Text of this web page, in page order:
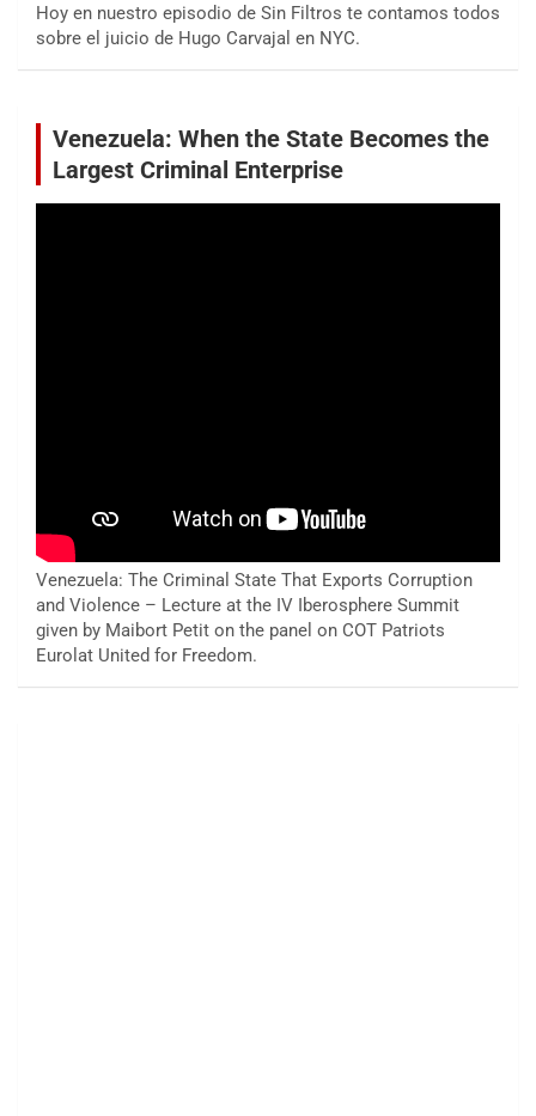
Hoy en nuestro episodio de Sin Filtros te contamos todos
sobre el juicio de Hugo Carvajal en NYC.
Venezuela: When the State Becomes the
Largest Criminal Enterprise
Venezuela: The Criminal State That Exports Corruption
and Violence – Lecture at the IV Iberosphere Summit
given by Maibort Petit on the panel on COT Patriots
Eurolat United for Freedom.